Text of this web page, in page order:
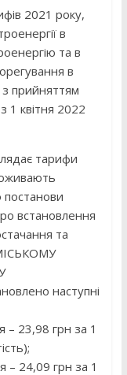
2021 року,
в
та в
в
з прийняттям
1 квітня 2022
тарифи
постанови
встановлення
та
наступні
– 23,98 грн за 1
– 24,09 грн за 1